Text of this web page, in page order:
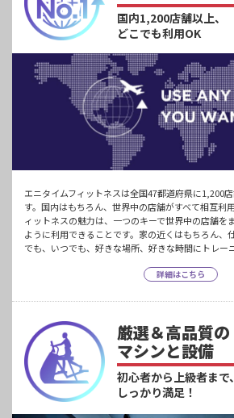
国内1,200店舗以上、
どこでも利用OK
エニタイムフィットネスは全国47都道府県に1,200
す。国内はもちろん、世界中の店舗がすべて相互利
ィットネスの魅力は、一つのキーで世界中の店舗を
ように利用できることです。家の近くはもちろん、
でも、いつでも、好きな場所、好きな時間にトレー
詳細はこちら
厳選＆高品質の
マシンと設備
初心者から上級者まで、
しっかり満足！